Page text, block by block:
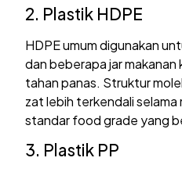
2. Plastik HDPE
HDPE umum digunakan
dan beberapa jar
tahan panas. Struktur
zat lebih terkendali
standar food grade yang
3. Plastik PP